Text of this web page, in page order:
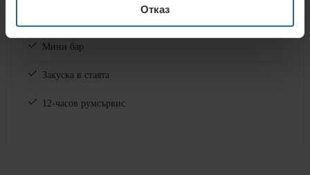
Отказ
Мини бар
Закуска в стаята
12-часов румсървис